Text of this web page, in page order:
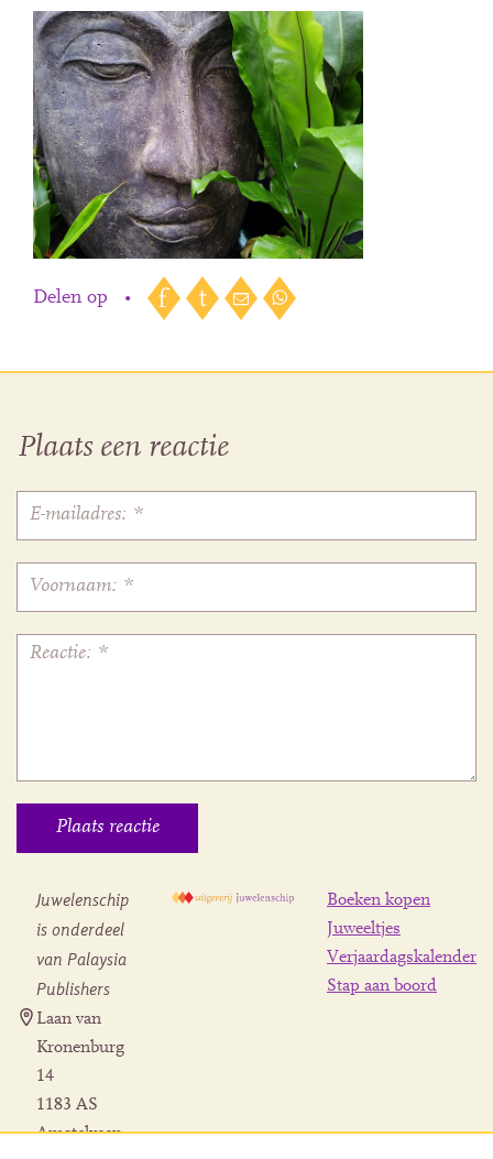
Delen op •
Plaats een reactie
Juwelenschip
is onderdeel
van Palaysia
Publishers
Laan van
Kronenburg
14
1183 AS
Amstelveen
Boeken kopen
Juweeltjes
Verjaardagskalender
Stap aan boord